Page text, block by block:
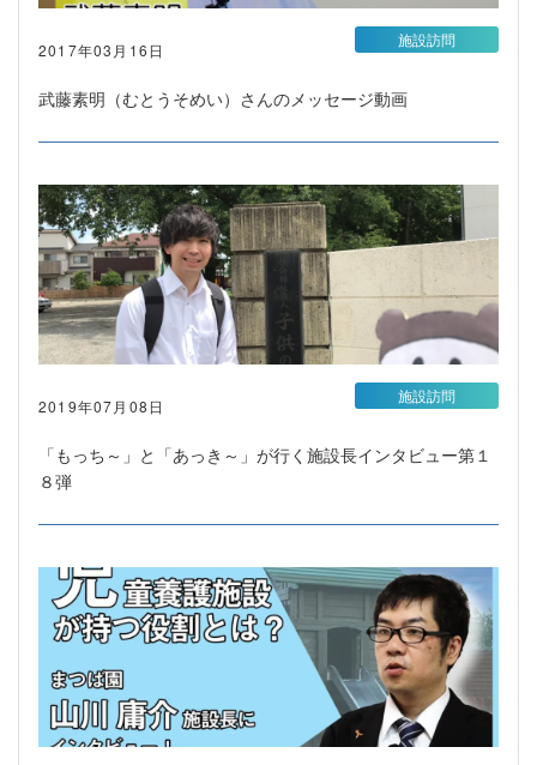
2017年03月16日
武藤素明（むとうそめい）さんのメッセージ動画
施設訪問
2019年07月08日
「もっち～」と「あっき～」が行く施設長インタビュー第１
８弾
施設訪問